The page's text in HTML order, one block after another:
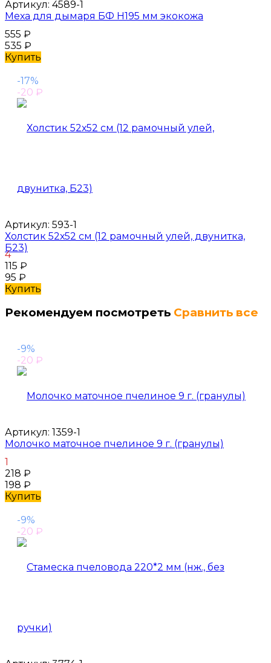
Артикул: 4589-1
Меха для дымаря БФ H195 мм экокожа
555 ₽
535 ₽
Купить
-17%
-20 ₽
Артикул: 593-1
Холстик 52х52 см (12 рамочный улей, двунитка,
Б23)
4
115 ₽
95 ₽
Купить
Рекомендуем посмотреть Сравнить все
-9%
-20 ₽
Артикул: 1359-1
Молочко маточное пчелиное 9 г. (гранулы)
1
218 ₽
198 ₽
Купить
-9%
-20 ₽